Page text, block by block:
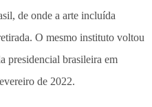
de onde a arte incluída
O mesmo instituto voltou
presidencial brasileira em
de 2022.